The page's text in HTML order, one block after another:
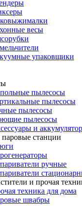
весы
упаковщики
пылесосы
пылесосы
пылесосы
пылесосы
и
станции
ручные
и прочая
техника для дома
швабры